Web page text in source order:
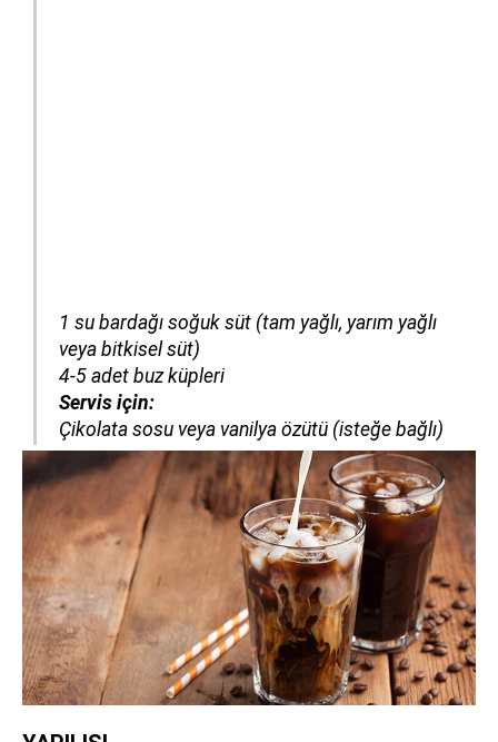
1 su bardağı soğuk süt (tam yağlı, yarım yağlı
veya bitkisel süt)
4-5 adet buz küpleri
Servis için:
Çikolata sosu veya vanilya özütü (isteğe bağlı)